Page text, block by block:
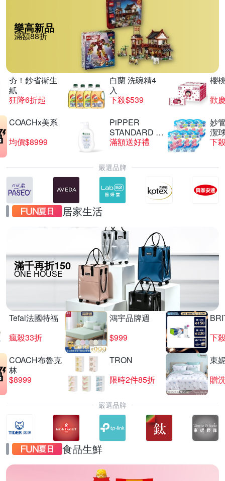
樂高新品
滿額88折
夯！鈔省衛生
紙
狂降6折起
白蘭 洗碗精4
入
下殺$539
櫻
歡
COACHx美系
均價$8999
PiPPER
STANDARD 沛
柏
滿額送好禮
妙
潔
下
嚴選品牌
居家生活
滿千再折150
ONE HOUSE
Tefal法國特福
瘋殺33折
鴻宇品牌週
$999
下
COACH布魯克
林
$8999
TRON
限時2件85折
東
贈
嚴選品牌
食品生鮮